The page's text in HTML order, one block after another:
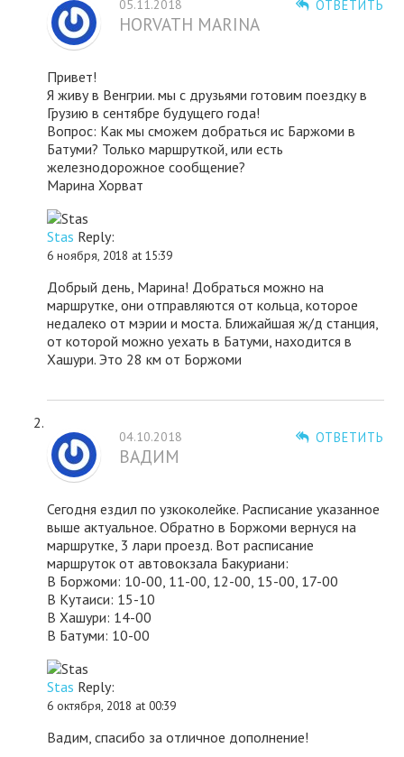
ОТВЕТИТЬ
05.11.2018
HORVATH MARINA
Привет!
Я живу в Венгрии. мы с друзьями готовим поездку в
Грузию в сентябре будущего года!
Вопрос: Как мы сможем добраться ис Баржоми в
Батуми? Только маршруткой, или есть
железнодорожное сообщение?
Марина Хорват
Stas Reply:
6 ноября, 2018 at 15:39
Добрый день, Марина! Добраться можно на
маршрутке, они отправляются от кольца, которое
недалеко от мэрии и моста. Ближайшая ж/д станция,
от которой можно уехать в Батуми, находится в
Хашури. Это 28 км от Боржоми
ОТВЕТИТЬ
04.10.2018
ВАДИМ
Сегодня ездил по узкоколейке. Расписание указанное
выше актуальное. Обратно в Боржоми вернуся на
маршрутке, 3 лари проезд. Вот расписание
маршруток от автовокзала Бакуриани:
В Боржоми: 10-00, 11-00, 12-00, 15-00, 17-00
В Кутаиси: 15-10
В Хашури: 14-00
В Батуми: 10-00
Stas Reply:
6 октября, 2018 at 00:39
Вадим, спасибо за отличное дополнение!